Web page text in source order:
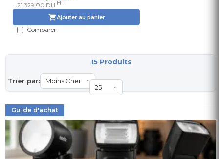
21 329,00 DH HT
Ajouter au panier
Comparer
Trier par:
15 Produits
Guide d'achat